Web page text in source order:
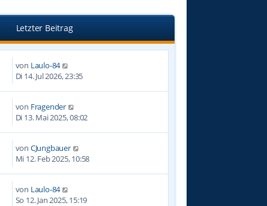
Letzter Beitrag
von Laulo-84
Di 14. Jul 2026, 23:35
von Fragender
Di 13. Mai 2025, 08:02
von CJungbauer
Mi 12. Feb 2025, 10:58
von Laulo-84
So 12. Jan 2025, 15:19